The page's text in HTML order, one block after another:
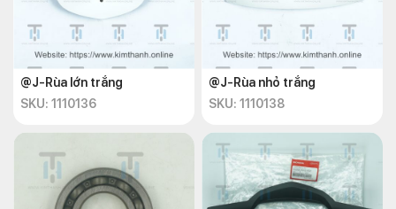
@J-Rùa lớn trắng
SKU: 1110136
@J-Rùa nhỏ trắng
SKU: 1110138